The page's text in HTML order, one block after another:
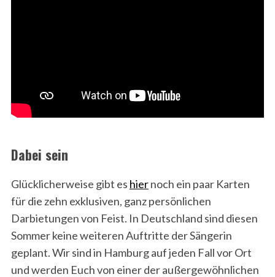
Dabei sein
Glücklicherweise gibt es hiernoch ein paar Karten
für die zehn exklusiven, ganz persönlichen
Darbietungen von Feist. In Deutschland sind diesen
Sommer keine weiteren Auftritte der Sängerin
geplant. Wir sind in Hamburg auf jeden Fall vor Ort
und werden Euch von einer der außergewöhnlichen